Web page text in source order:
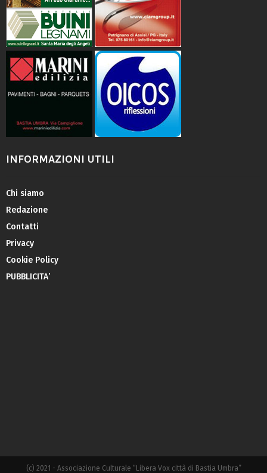
INFORMAZIONI UTILI
Chi siamo
Redazione
Contatti
Privacy
Cookie Policy
PUBBLICITA’
(c) 2021 - Associazione Culturale “Libera Vox città di Bastia Umbra”